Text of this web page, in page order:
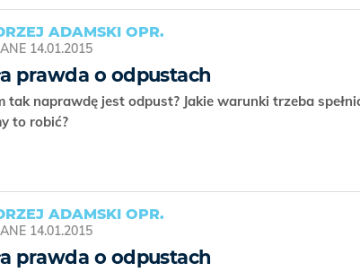
ADAMSKI OPR.
14.01.2015
prawda o odpustach
tak naprawdę jest odpust? Jakie warunki trzeba
to robić?
ADAMSKI OPR.
14.01.2015
prawda o odpustach